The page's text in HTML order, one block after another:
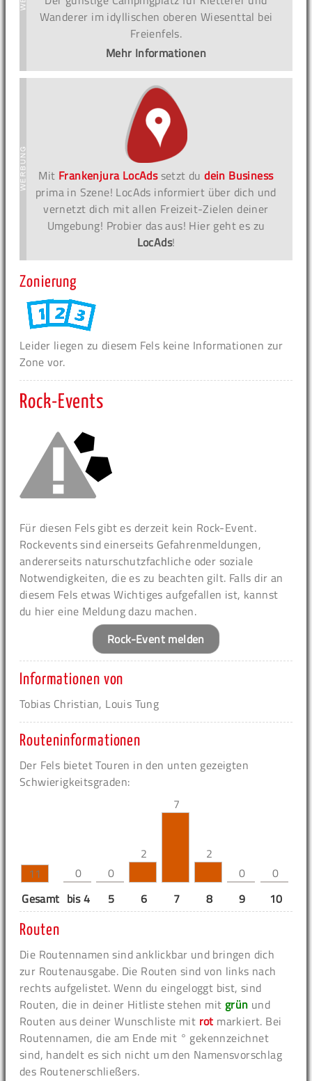
Wanderer im idyllischen oberen Wiesenttal bei
Freienfels.
Mehr Informationen
Mit Frankenjura LocAdssetzt dudein Business
prima in Szene! LocAds informiert über dich und
vernetzt dich mit allen Freizeit-Zielen deiner
Umgebung! Probier das aus! Hier geht es zu
LocAds!
Zonierung
Leider liegen zu diesem Fels keine Informationen zur
Zone vor.
Rock-Events
Für diesen Fels gibt es derzeit kein Rock-Event.
Rockevents sind einerseits Gefahrenmeldungen,
andererseits naturschutzfachliche oder soziale
Notwendigkeiten, die es zu beachten gilt. Falls dir an
diesem Fels etwas Wichtiges aufgefallen ist, kannst
du hier eine Meldung dazu machen.
Rock-Event melden
Informationen von
Tobias Christian, Louis Tung
Routeninformationen
Der Fels bietet Touren in den unten gezeigten
Schwierigkeitsgraden:
11 0 0
2
7
2
0
0
Gesamt bis 4 5 6 7 8 9 10
Routen
Die Routennamen sind anklickbar und bringen dich
zur Routenausgabe. Die Routen sind von links nach
rechts aufgelistet. Wenn du eingeloggt bist, sind
Routen, die in deiner Hitliste stehen mit grün und
Routen aus deiner Wunschliste mit rot markiert. Bei
Routennamen, die am Ende mit ° gekennzeichnet
sind, handelt es sich nicht um den Namensvorschlag
des Routenerschließers.